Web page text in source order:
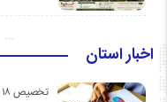
اخبار استان